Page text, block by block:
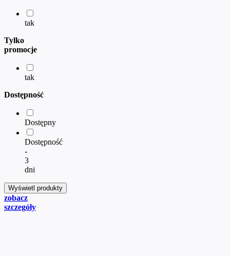
tak
Tylko
promocje
tak
Dostępność
Dostępny
Dostępność
-
3
dni
zobacz
szczegóły